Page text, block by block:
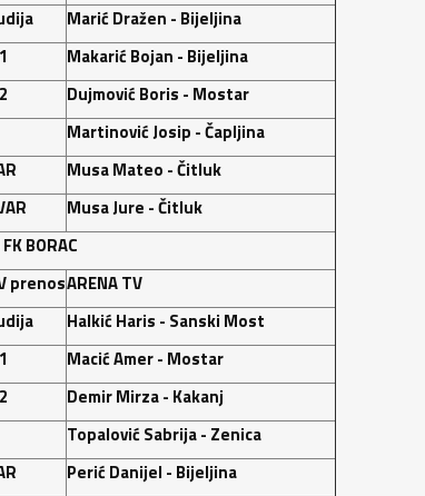
Marić Dražen - Bijeljina
Makarić Bojan - Bijeljina
Dujmović Boris - Mostar
Martinović Josip - Čapljina
Musa Mateo - Čitluk
Musa Jure - Čitluk
FK BORAC
prenosARENA TV
Halkić Haris - Sanski Most
Macić Amer - Mostar
Demir Mirza - Kakanj
Topalović Sabrija - Zenica
Perić Danijel - Bijeljina